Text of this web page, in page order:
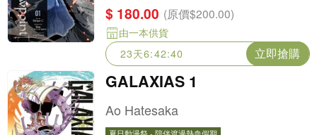
$ 180.00 (原價$200.00)
由一本供貨
23天6:42:38
立即搶購
GALAXIAS 1
Ao Hatesaka